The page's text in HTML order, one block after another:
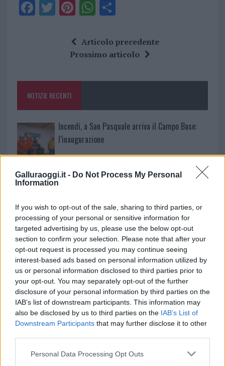
Galluraoggi.it - Do Not Process My Personal
Information
If you wish to opt-out of the sale, sharing to third parties, or
processing of your personal or sensitive information for
targeted advertising by us, please use the below opt-out
section to confirm your selection. Please note that after your
opt-out request is processed you may continue seeing
interest-based ads based on personal information utilized by
us or personal information disclosed to third parties prior to
your opt-out. You may separately opt-out of the further
disclosure of your personal information by third parties on the
IAB’s list of downstream participants. This information may
also be disclosed by us to third parties on the IAB’s List of
Downstream Participants that may further disclose it to other
Please note that this website/app uses one or more Google
Personal Data Processing Opt Outs
F
o
k
T Pi
te
re
W
at
s
p
S
a
re
Articolo precedente
Prossimo articolo
NOTIZIE RECENTI
Incendi, a San Pasquale arriva il Campo Base:
l’inaugurazione
Andrea Mura conquista Palau: grande
partecipazione per il suo racconto
Calangianus, allarme sul centro accoglienza
minori, Albieri: “Episodi gravissimi”
Gallura, finti clienti svuotano le suite: furto da
50mila nel resort
Meteo Olbia 7 agosto, sole e caldo tornano
protagonisti
Test tunnel Olbia: rampe chiuse ancora fino a
fine agosto